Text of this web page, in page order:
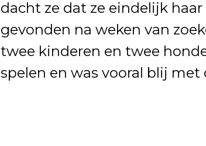
dacht ze dat ze eindelijk
gevonden na weken van
twee kinderen en twee
spelen en was vooral blij met